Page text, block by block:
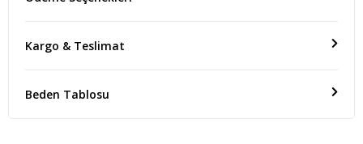
Kargo & Teslimat
Beden Tablosu